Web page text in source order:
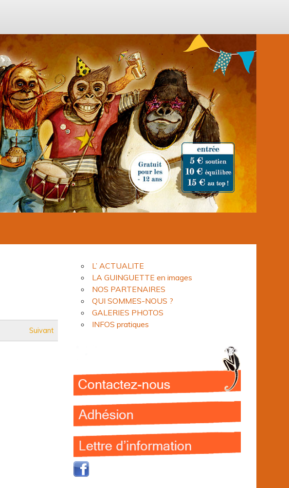
Suivant
L’ ACTUALITE
LA GUINGUETTE en images
NOS PARTENAIRES
QUI SOMMES-NOUS ?
GALERIES PHOTOS
INFOS pratiques